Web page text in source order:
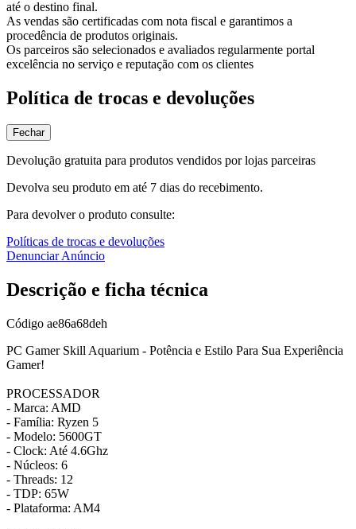
até o destino final.
As vendas são certificadas com nota fiscal e garantimos a
procedência de produtos originais.
Os parceiros são selecionados e avaliados regularmente portal
excelência no serviço e reputação com os clientes
Política de trocas e devoluções
Fechar
Devolução gratuita para produtos vendidos por lojas parceiras
Devolva seu produto em até 7 dias do recebimento.
Para devolver o produto consulte:
Políticas de trocas e devoluções
Denunciar Anúncio
Descrição e ficha técnica
Código ae86a68deh
PC Gamer Skill Aquarium - Potência e Estilo Para Sua Experiência
Gamer!
PROCESSADOR
- Marca: AMD
- Família: Ryzen 5
- Modelo: 5600GT
- Clock: Até 4.6Ghz
- Núcleos: 6
- Threads: 12
- TDP: 65W
- Plataforma: AM4